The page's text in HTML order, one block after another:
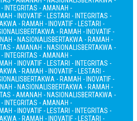
INTEGRITAS - AMANAH -
- INOVATIF - LESTARI - INTEGRITAS -
- RAMAH - INOVATIF - LESTARI -
BERTAKWA - RAMAH - INOVATIF -
- NASIONALISBERTAKWA - RAMAH -
- AMANAH - NASIONALISBERTAKWA -
INTEGRITAS - AMANAH -
- INOVATIF - LESTARI - INTEGRITAS -
- RAMAH - INOVATIF - LESTARI -
BERTAKWA - RAMAH - INOVATIF -
- NASIONALISBERTAKWA - RAMAH -
- AMANAH - NASIONALISBERTAKWA -
INTEGRITAS - AMANAH -
- INOVATIF - LESTARI - INTEGRITAS -
- RAMAH - INOVATIF - LESTARI -